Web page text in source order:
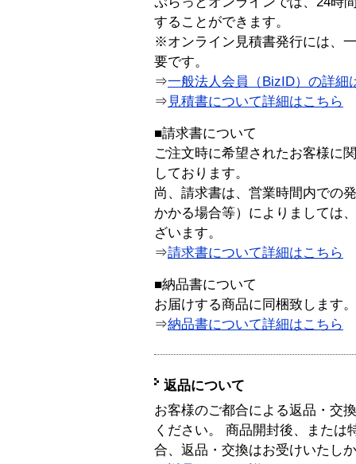
することができます。
※オンライン見積書発行には、
要です。
⇒一般法人会員（BizID）の詳細
⇒ 見積書について詳細はこちら
■請求書について
ご注文時に希望されたお客様に
しております。
尚、請求書は、営業時間内での
かかる場合等）によりましては
ざいます。
⇒請求書について詳細はこちら
■納品書について
お届けする商品に同梱致します。
⇒納品書について詳細はこちら
返品について
お客様のご都合による返品・交
ください。 商品開封後、または
合、返品・交換はお受けいたし